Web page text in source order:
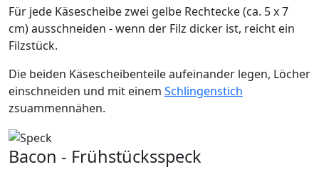
Für jede Käsescheibe zwei gelbe Rechtecke (ca. 5 x 7
cm) ausschneiden - wenn der Filz dicker ist, reicht ein
Filzstück.
Die beiden Käsescheibenteile aufeinander legen, Löcher
einschneiden und mit einem Schlingenstich
zsuammennähen.
Bacon - Frühstücksspeck